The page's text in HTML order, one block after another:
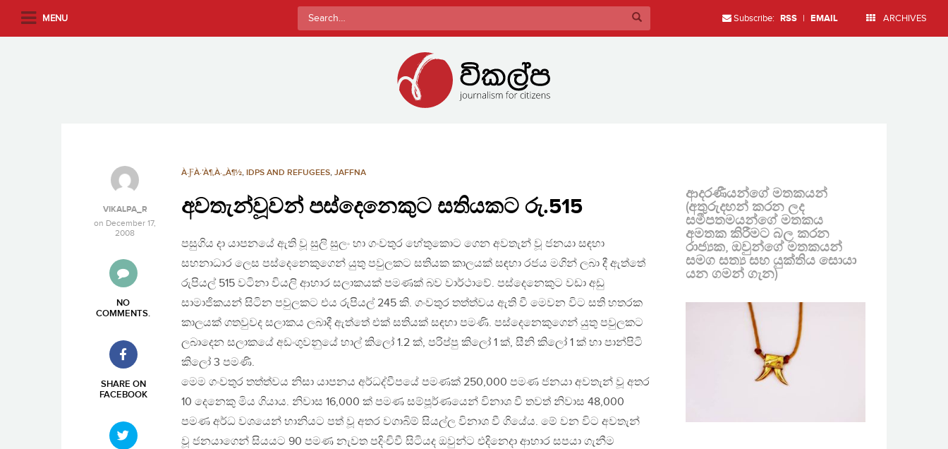
MENU
Search
for:
Subscribe: RSS | EMAIL ARCHIVES
À·ƑÀ·’À¶‚À·„À¶½, IDPS AND REFUGEES, JAFFNA
අවතැන්වූවන් පස්දෙනෙකුට සතියකට රු.515
VIKALPA_R
on December 17,
2008
NO
COMMENTS.
SHARE ON
FACEBOOK
පසුගිය දා යාපනයේ ඇති වූ සුලි සුලං හා ගංවතුර හේතුකොට ගෙන අවතැන් වූ ජනයා සඳහා
සහනාධාර ලෙස පස්දෙනෙකුගෙන් යුතු පවුලකට සතියක කාලයක් සඳහා රජය මගින් ලබා දී ඇත්තේ
රුපියල් 515 වටිනා වියලි ආහාර සලාකයක් පමණක් බව වාර්ථාවේ. පස්දෙනෙකුට වඩා අඩු
සාමාජිකයන් සිටින පවුලකට එය රුපියල් 245 කි. ගංවතුර තත්ත්වය ඇති වී මෙවන විට සති හතරක
කාලයක් ගතවුවද සලාකය ලබාදී ඇත්තේ එක් සතියක් සඳහා පමණි. පස්දෙනෙකුගෙන් යුතු පවුලකට
ලබාදෙන සලාකයේ අඩංගුවනුයේ හාල් කිලෝ 1.2 ක්, පරිප්පු කිලෝ 1 ක්, සීනි කිලෝ 1 ක් හා පාන්පිටි
කිලෝ 3 පමණි.
මෙම ගංවතුර තත්ත්වය නිසා යාපනය අර්ධද්වීපයේ පමණක් 250,000 පමණ ජනයා අවතැන් වූ අතර
10 දෙනෙකු මිය ගියාය. නිවාස 16,000 ක් පමණ සම්පූර්ණයෙන් විනාශ වී තවත් නිවාස 48,000
පමණ අර්ධ වශයෙන් හානියට පත් වූ අතර වගාබිම් සියල්ල විනාශ වී ගියේය. මේ වන විට අවතැන්
වූ ජනයාගෙන් සියයට 90 පමණ නැවත පදිංචිවී සිටියද ඔවුන්ට එදිනෙදා ආහාර සපයා ගැනීම
ආදරණීයන්ගේ මතකයන්
(අතුරුදහන් කරන ලද
සමීපතමයන්ගේ මතකය
අමතක කිරීමට බල කරන
රාජ්‍යක, ඔවුන්ගේ මතකයන්
සමග සත්‍ය සහ යුක්තිය සොයා
යන ගමන් ගැන)